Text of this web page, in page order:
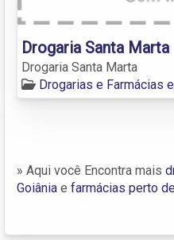
Drogaria Santa Marta
Drogaria Santa Marta
Drogarias e Farmácias
» Aqui você Encontra mais
Goiânia e farmácias perto